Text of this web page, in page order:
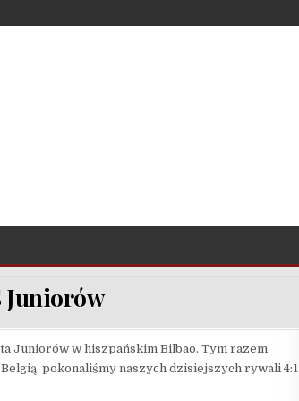
Juniorów
Juniorów w hiszpańskim Bilbao. Tym razem
pokonaliśmy naszych dzisiejszych rywali 4:1